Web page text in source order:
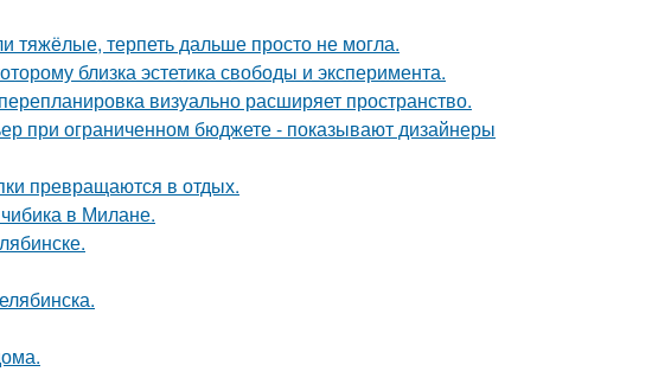
терпеть дальше просто не могла.
близка эстетика свободы и эксперимента.
визуально расширяет пространство.
при ограниченном бюджете - показывают дизайнеры
превращаются в отдых.
в Милане.